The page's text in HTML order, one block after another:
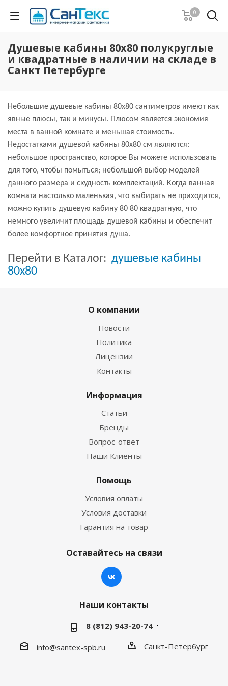
0
Душевые кабины 80х80 полукруглые
и квадратные в наличии на складе в
Санкт Петербурге
Небольшие душевые кабины 80х80 сантиметров имеют как
явные плюсы, так и минусы. Плюсом является экономия
места в ванной комнате и меньшая стоимость.
Недостатками душевой кабины 80х80 см являются:
небольшое пространство, которое Вы можете использовать
для того, чтобы помыться; небольшой выбор моделей
данного размера и скудность комплектаций. Когда ванная
комната настолько маленькая, что выбирать не приходится,
можно купить душевую кабину 80 80 квадратную, что
немного увеличит площадь душевой кабины и обеспечит
более комфортное принятия душа.
Перейти в Каталог: душевые кабины
80х80
О компании
Новости
Политика
Лицензии
Контакты
Информация
Статьи
Бренды
Вопрос-ответ
Наши Клиенты
Помощь
Условия оплаты
Условия доставки
Гарантия на товар
Оставайтесь на связи
Наши контакты
8 (812) 943-20-74
info@santex-spb.ru Санкт-Петербург